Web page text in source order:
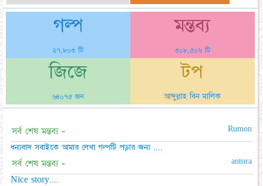
গল্প
২৭,৮০৩ টি
মন্তব্য
৩০৮,৫০৬ টি
জিজে
৬৪০৭৫ জন
টপ
আব্দুল্লাহ বিন মালিক
সর্ব শেষ মন্তব্য - Rumon
ধন্যবাদ সবাইকে আমার লেখা গল্পটি পড়ার জন্য ....
সর্ব শেষ মন্তব্য - antora
Nice story....